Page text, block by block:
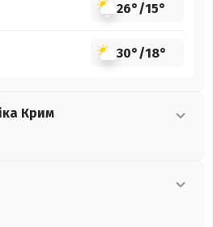
26°/15°
30°/18°
Крим